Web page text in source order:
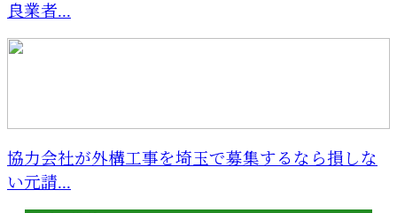
良業者...
協力会社が外構工事を埼玉で募集するなら損しな
い元請...